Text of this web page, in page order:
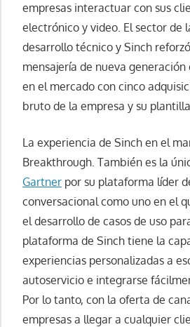
empresas interactuar con sus
electrónico y video. El sector de
desarrollo técnico y Sinch
mensajería de nueva
en el mercado con cinco
bruto de la empresa y su
La experiencia de Sinch en el
Breakthrough. También es la
Gartner por su plataforma líder
conversacional como uno en el
el desarrollo de casos de uso
plataforma de Sinch tiene la
experiencias personalizadas a
autoservicio e integrarse
Por lo tanto, con la oferta de
empresas a llegar a cualquier